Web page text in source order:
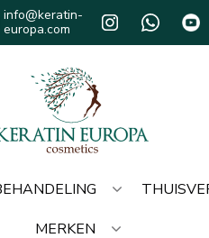
info@keratin-
europa.com
MERKEN